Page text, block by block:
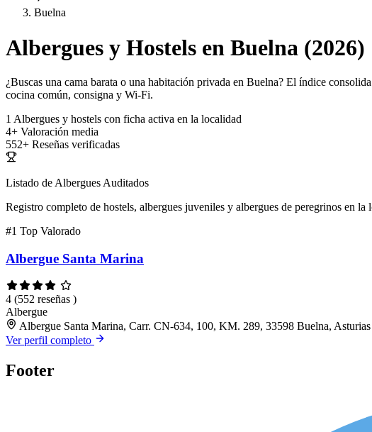
Buelna
Albergues y Hostels en Buelna (2026)
¿Buscas una cama barata o una habitación privada en Buelna? El índice
cocina común, consigna y Wi-Fi.
1 Albergues y hostels con ficha activa en la localidad
4+ Valoración media
552+ Reseñas verificadas
Listado de Albergues Auditados
Registro completo de hostels, albergues juveniles y albergues de peregrinos en la
#1 Top Valorado
Albergue Santa Marina
4 (552 reseñas )
Albergue
Albergue Santa Marina, Carr. CN-634, 100, KM. 289, 33598 Buelna, Asturias
Ver perfil completo
Footer